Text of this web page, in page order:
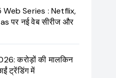
Series : Netflix,
पर नई वेब सीरीज और
करोड़ों की मालकिन
ट्रेंडिंग में